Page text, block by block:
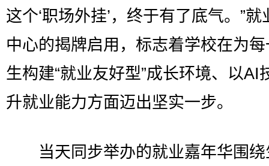
这个‘职场外挂’，终于有了底气。”就
中心的揭牌启用，标志着学校在为
生构建“就业友好型”成长环境、以AI
升就业能力方面迈出坚实一步。
当天同步举办的就业嘉年华围绕